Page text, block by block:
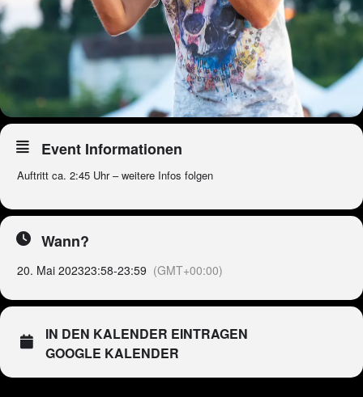
Event Informationen
Auftritt ca. 2:45 Uhr – weitere Infos folgen
Wann?
20. Mai 202323:58-23:59 (GMT+00:00)
IN DEN KALENDER EINTRAGEN
GOOGLE KALENDER